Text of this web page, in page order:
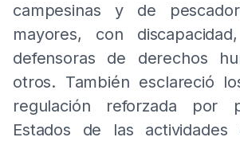
campesinas y de
mayores, con
defensoras de derechos
otros. También esclareció
regulación reforzada por
Estados de las actividades